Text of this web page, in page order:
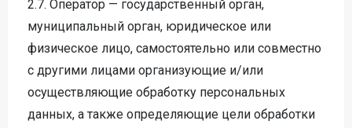
2.7. Оператор — государственный орган,
муниципальный орган, юридическое или
физическое лицо, самостоятельно или совместно
с другими лицами организующие и/или
осуществляющие обработку персональных
данных, а также определяющие цели обработки